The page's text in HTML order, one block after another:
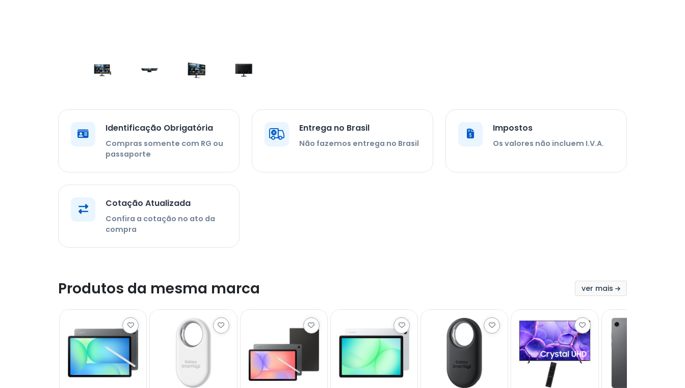
Identificação Obrigatória
Compras somente com RG ou
passaporte
Entrega no Brasil
Não fazemos entrega no Brasil
Impostos
Os valores não incluem I.V.A.
Cotação Atualizada
Confira a cotação no ato da
compra
Produtos da mesma marca ver mais